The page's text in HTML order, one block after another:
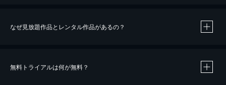
なぜ見放題作品とレンタル作品があるの？
無料トライアルは何が無料？